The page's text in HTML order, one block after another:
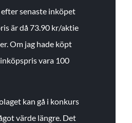
efter senaste inköpet
är då 73.90 kr/aktie
Om jag hade köpt
vara 100
kan gå i konkurs
värde längre. Det